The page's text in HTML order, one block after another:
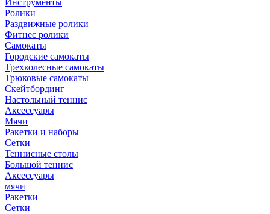
Инструменты
Ролики
Раздвижные ролики
Фитнес ролики
Самокаты
Городские самокаты
Трехколесные самокаты
Трюковые самокаты
Скейтбординг
Настольный теннис
Аксессуары
Мячи
Ракетки и наборы
Сетки
Теннисные столы
Большой теннис
Аксессуары
мячи
Ракетки
Сетки